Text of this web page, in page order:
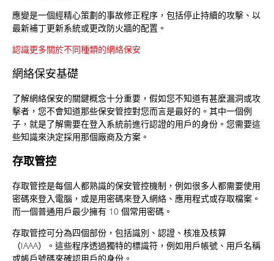
應變是一個經精心策劃的事故修正程序，包括停止持續的攻擊、以
最新補丁更新系統或更改防火牆的配置。
認識更多關於不同種類的網絡保安
網絡保安基礎
了解網絡保安的關鍵概念十分重要，假如您不知道有甚麼漏洞或攻
擊者，您不會知道那些保安管控對您而言是最好的。其中一個例
子，就是了解需要在登入系統前進行認證的用戶的身份。您需要這
些知識來決定採用那個廠商及方案。
存取管控
存取管控是每個人都熟識的保安管控機制，例如很多人都需要使用
密碼來登入電腦，或是用密碼來登入網絡、應用程式或存取檔案。
而一個普通用戶最少擁有 10 個常用密碼。
存取管控可分為四個部份，包括識別、認證、核准及核算
（IAAA）。這些程序透過獨特的標識符，例如用戶帳號、用戶名稱
或帳戶號碼來確認用戶的身份。